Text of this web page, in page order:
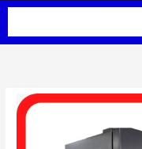
quantité
de
Réfrigérateur